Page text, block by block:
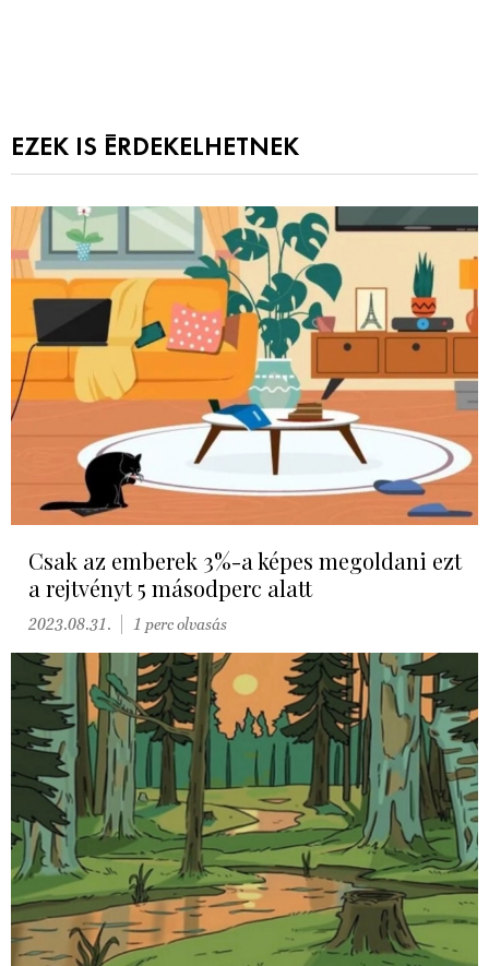
EZEK IS ÉRDEKELHETNEK
Csak az emberek 3%-a képes megoldani ezt
a rejtvényt 5 másodperc alatt
2023.08.31. 1 perc olvasás